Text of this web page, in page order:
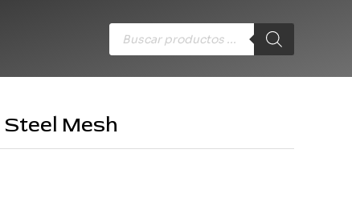
Búsqueda
de
productos
Mesh